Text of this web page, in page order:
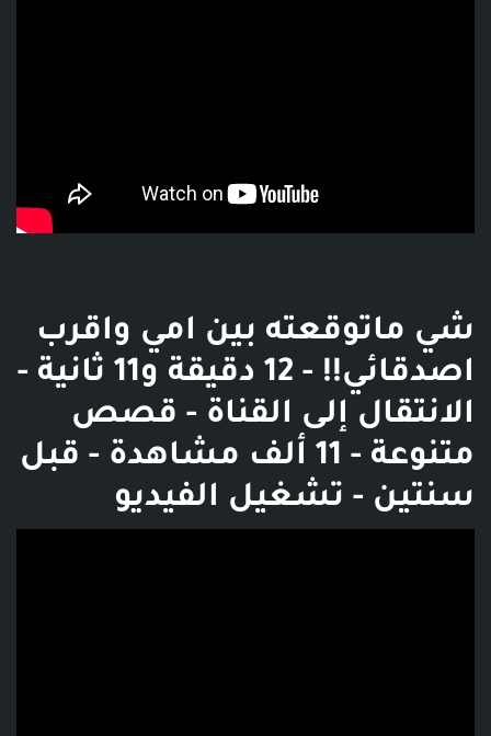
شي ماتوقعته بين امي واقرب
اصدقائي!! - 12 دقيقة و11 ثانية -
الانتقال إلى القناة - قصص
متنوعة - 11 ألف مشاهدة - قبل
سنتين - تشغيل الفيديو